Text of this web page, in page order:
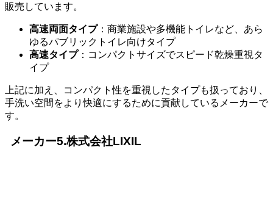
販売しています。
高速両面タイプ：商業施設や多機能トイレなど、あら
ゆるパブリックトイレ向けタイプ
高速タイプ：コンパクトサイズでスピード乾燥重視タ
イプ
上記に加え、コンパクト性を重視したタイプも扱っており、
手洗い空間をより快適にするために貢献しているメーカーで
す。
メーカー5.株式会社LIXIL